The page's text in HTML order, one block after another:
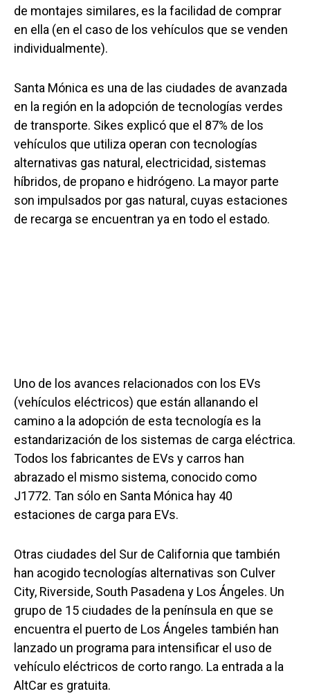
de montajes similares, es la facilidad de comprar
en ella (en el caso de los vehículos que se venden
individualmente).
Santa Mónica es una de las ciudades de avanzada
en la región en la adopción de tecnologías verdes
de transporte. Sikes explicó que el 87% de los
vehículos que utiliza operan con tecnologías
alternativas gas natural, electricidad, sistemas
híbridos, de propano e hidrógeno. La mayor parte
son impulsados por gas natural, cuyas estaciones
de recarga se encuentran ya en todo el estado.
Uno de los avances relacionados con los EVs
(vehículos eléctricos) que están allanando el
camino a la adopción de esta tecnología es la
estandarización de los sistemas de carga eléctrica.
Todos los fabricantes de EVs y carros han
abrazado el mismo sistema, conocido como
J1772. Tan sólo en Santa Mónica hay 40
estaciones de carga para EVs.
Otras ciudades del Sur de California que también
han acogido tecnologías alternativas son Culver
City, Riverside, South Pasadena y Los Ángeles. Un
grupo de 15 ciudades de la península en que se
encuentra el puerto de Los Ángeles también han
lanzado un programa para intensificar el uso de
vehículo eléctricos de corto rango. La entrada a la
AltCar es gratuita.